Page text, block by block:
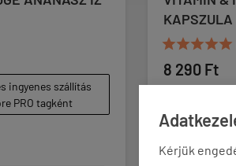
Kérjük
8 290 Ft
akár -12% és ingyenes szállítás